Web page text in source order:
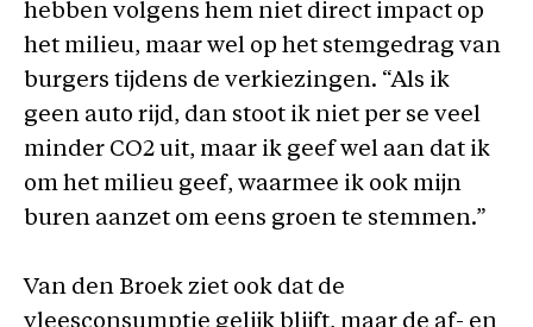
hebben volgens hem niet direct impact op
het milieu, maar wel op het stemgedrag van
burgers tijdens de verkiezingen. “Als ik
geen auto rijd, dan stoot ik niet per se veel
minder CO2 uit, maar ik geef wel aan dat ik
om het milieu geef, waarmee ik ook mijn
buren aanzet om eens groen te stemmen.”
Van den Broek ziet ook dat de
vleesconsumptie gelijk blijft, maar de af- en